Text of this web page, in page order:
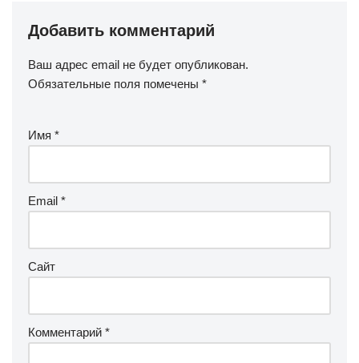
Добавить комментарий
Ваш адрес email не будет опубликован.
Обязательные поля помечены *
Имя *
Email *
Сайт
Комментарий *